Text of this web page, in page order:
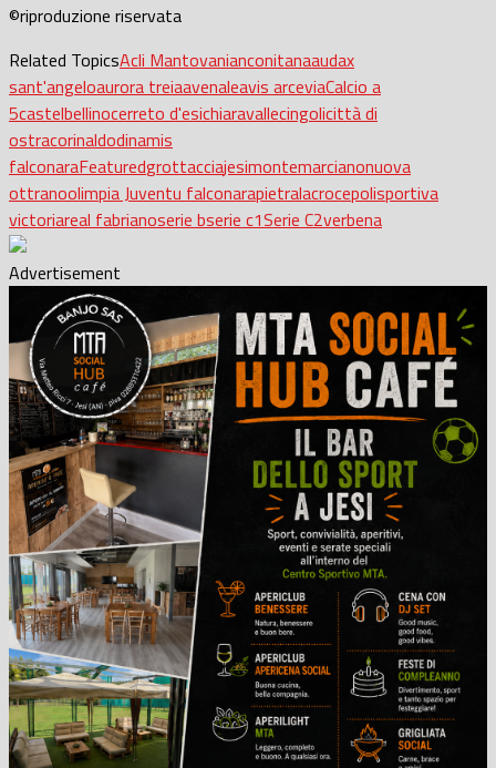
©riproduzione riservata
Related TopicsAcli Mantovanianconitanaaudax
sant'angeloaurora treiaavenaleavis arceviaCalcio a
5castelbellinocerreto d'esichiaravallecingolicittà di
ostracorinaldodinamis
falconaraFeaturedgrottacciajesimontemarcianonuova
ottranoolimpia Juventu falconarapietralacrocepolisportiva
victoriareal fabrianoserie bserie c1Serie C2verbena
Advertisement